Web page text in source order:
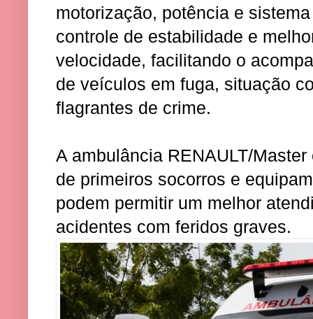
motorização, potência e
controle de estabilidade e
velocidade, facilitando o
de veículos em fuga, situação
flagrantes de crime.
A ambulância RENAULT/
de primeiros socorros e
podem permitir um melhor
acidentes com feridos graves.